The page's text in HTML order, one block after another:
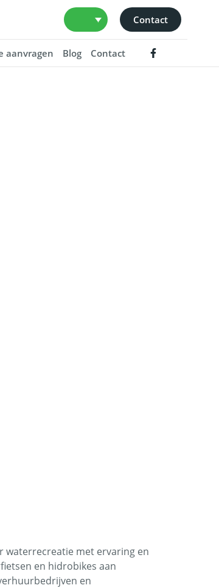
Contact
aanvragen Blog Contact
waterrecreatie met ervaring en
en hidrobikes aan
en